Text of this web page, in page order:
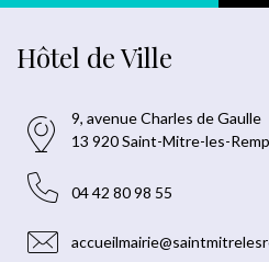
Hôtel de Ville
9, avenue Charles de Gaulle
13 920 Saint-Mitre-les-
04 42 80 98 55